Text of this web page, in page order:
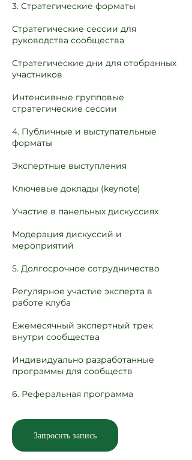
3. Стратегические форматы
Стратегические сессии для
руководства сообщества
Стратегические дни для отобранных
участников
Интенсивные групповые
стратегические сессии
4. Публичные и выступательные
форматы
Экспертные выступления
Ключевые доклады (keynote)
Участие в панельных дискуссиях
Модерация дискуссий и
мероприятий
5. Долгосрочное сотрудничество
Регулярное участие эксперта в
работе клуба
Ежемесячный экспертный трек
внутри сообщества
Индивидуально разработанные
программы для сообществ
6. Реферальная программа
Запросить запись